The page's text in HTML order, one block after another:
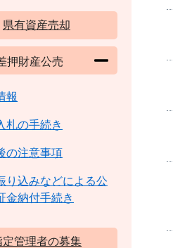
県有資産売却
押財産公売
報
札の手続き
の注意事項
り込みなどによる公
金納付手続き
定管理者の募集